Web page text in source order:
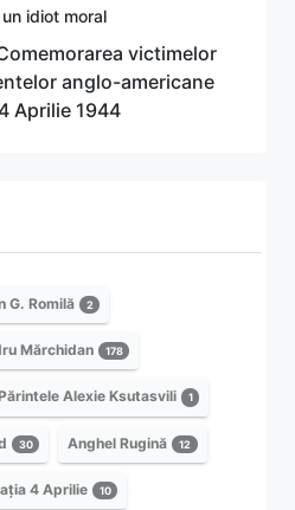
idiot moral
victimelor
anglo-americane
Aprilie 1944
G. Romilă 2
Mărchidan 178
Alexie Ksutasvili 1
30 Anghel Rugină 12
4 Aprilie 10